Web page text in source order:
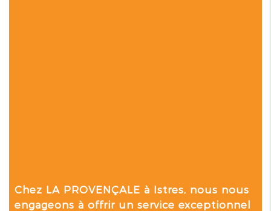
Chez LA PROVENÇALE à Istres, nous nous
engageons à offrir un service exceptionnel